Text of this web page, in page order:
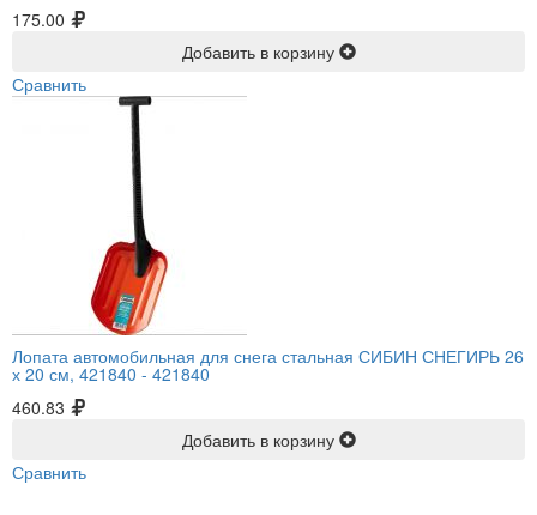
175.00
Добавить в корзину
Сравнить
Лопата автомобильная для снега стальная СИБИН СНЕГИРЬ 26
х 20 см, 421840 - 421840
460.83
Добавить в корзину
Сравнить